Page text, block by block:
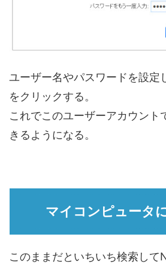
ユーザー名やパスワードを設定
をクリックする。
これでこのユーザーアカウント
きるようになる。
マイコンピュータ
このままだといちいち検索して